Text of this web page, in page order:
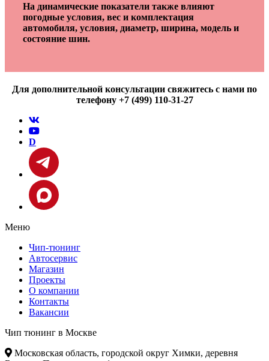
На динамические показатели также влияют
погодные условия, вес и комплектация
автомобиля, условия, диаметр, ширина, модель и
состояние шин.
Для дополнительной консультации свяжитесь с нами по
телефону +7 (499) 110-31-27
D
Меню
Чип-тюнинг
Автосервис
Магазин
Проекты
О компании
Контакты
Вакансии
Чип тюнинг в Москве
Московская область, городской округ Химки, деревня